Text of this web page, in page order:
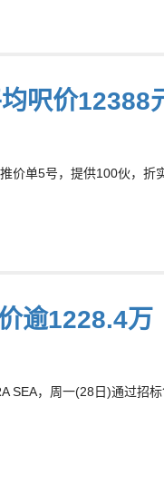
呎价12388
价单5号，提供100伙，折
逾1228.4万
SEA，周一(28日)通过招